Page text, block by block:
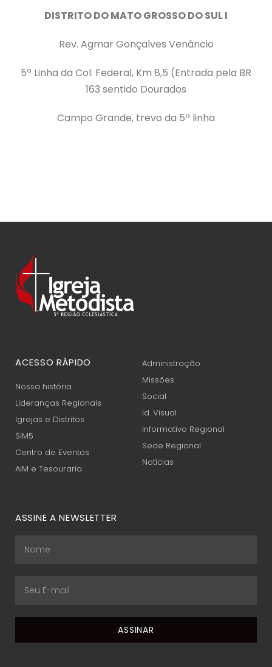
DISTRITO DO MATO GROSSO DO SUL I
Rev. Agmar Gonçalves Venâncio
5ª Linha da Col. Federal, Km 8,5 (Entrada pela BR
163 sentido Dourados
Campo Grande, trevo da 5ª linha
ACESSO RÁPIDO
Nossa história
Lideranças Regionais
Igrejas e Distritos
SIM5
Centro de Eventos
AIM e Tesouraria
Administração
Missões
Social
Id. Visual
Informativo Regional
Sede Regional
Notícias
ASSINE A NEWSLETTER